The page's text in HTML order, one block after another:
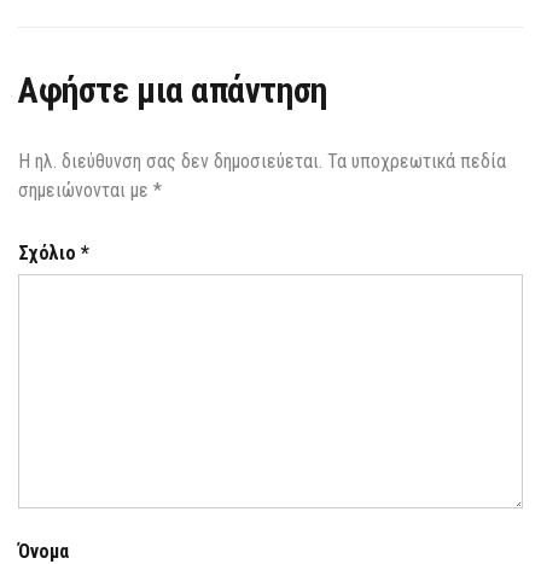
Αφήστε μια απάντηση
Η ηλ. διεύθυνση σας δεν δημοσιεύεται. Τα υποχρεωτικά πεδία
σημειώνονται με *
Σχόλιο *
Όνομα